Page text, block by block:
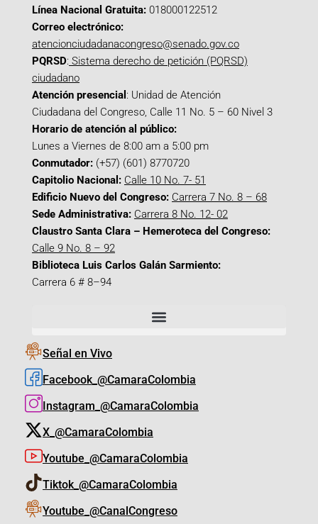
Línea Nacional Gratuita: 018000122512
Correo electrónico:
atencionciudadanacongreso@senado.gov.co
PQRSD: Sistema derecho de petición (PQRSD)
ciudadano
Atención presencial : Unidad de Atención
Ciudadana del Congreso, Calle 11 No. 5 – 60 Nivel 3
Horario de atención al público:
Lunes a Viernes de 8:00 am a 5:00 pm
Conmutador: (+57) (601) 8770720
Capitolio Nacional: Calle 10 No. 7- 51
Edificio Nuevo del Congreso: Carrera 7 No. 8 – 68
Sede Administrativa: Carrera 8 No. 12- 02
Claustro Santa Clara – Hemeroteca del Congreso:
Calle 9 No. 8 – 92
Biblioteca Luis Carlos Galán Sarmiento:
Carrera 6 # 8–94
Señal en Vivo
Facebook_@CamaraColombia
Instagram_@CamaraColombia
X_@CamaraColombia
Youtube_@CamaraColombia
Tiktok_@CamaraColombia
Youtube_@CanalCongreso